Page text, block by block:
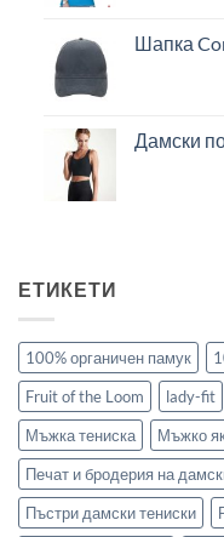
Шапка
Дамски
ЕТИКЕТИ
100% органичен памук
Fruit of the Loom
lady-fit
Мъжка тениска
Мъжко
Печат и бродерия на
Пъстри дамски тениски